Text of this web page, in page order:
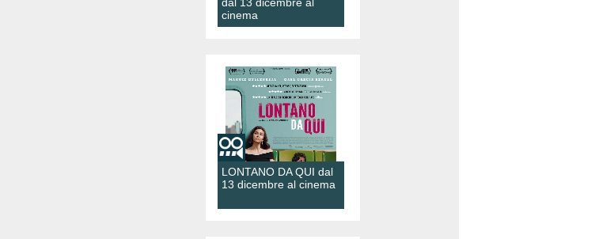
cinema
LONTANO DA QUI dal
13 dicembre al cinema